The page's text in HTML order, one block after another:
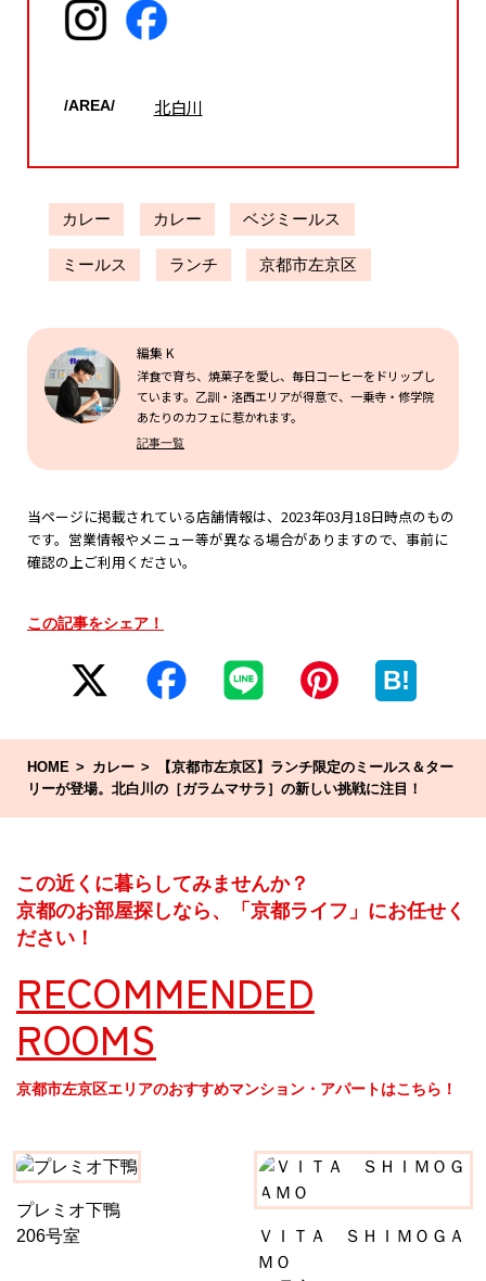
/AREA/ 北白川
カレー カレー ベジミールス
ミールス ランチ 京都市左京区
編集 K
洋食で育ち、焼菓子を愛し、毎日コーヒーをドリップし
ています。乙訓・洛西エリアが得意で、一乗寺・修学院
あたりのカフェに惹かれます。
記事一覧
当ページに掲載されている店舗情報は、2023年03月18日時点のもの
です。営業情報やメニュー等が異なる場合がありますので、事前に
確認の上ご利用ください。
この記事をシェア！
B!
HOME カレー
【京都市左京区】ランチ限定のミールス＆ター
リーが登場。北白川の［ガラムマサラ］の新しい挑戦に注目！
この近くに暮らしてみませんか？
京都のお部屋探しなら、「京都ライフ」にお任せく
ださい！
RECOMMENDED
ROOMS
京都市左京区エリアのおすすめマンション・アパートはこちら！
プレミオ下鴨
206号室
ＶＩＴＡ ＳＨＩＭＯＧＡ
ＭＯ